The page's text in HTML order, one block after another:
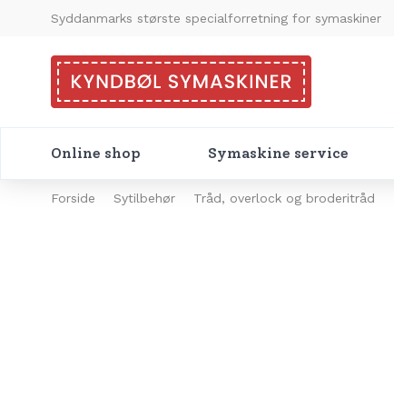
Syddanmarks største specialforretning for symaskiner
Online shop Symaskine service
Forside Sytilbehør Tråd, overlock og broderitråd